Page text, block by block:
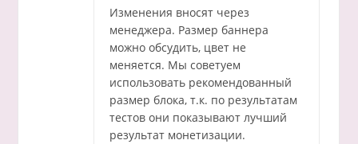
Изменения вносят через
менеджера. Размер баннера
можно обсудить, цвет не
меняется. Мы советуем
использовать рекомендованный
размер блока, т.к. по результатам
тестов они показывают лучший
результат монетизации.